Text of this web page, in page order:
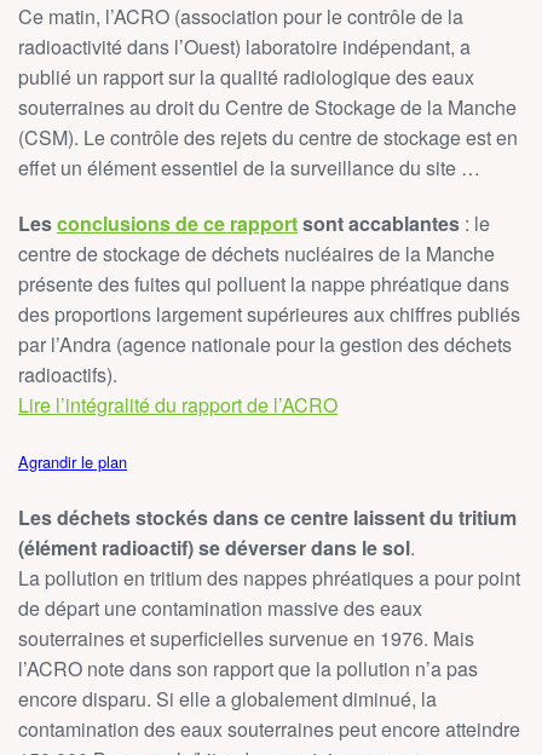
Ce matin, l’ACRO (association pour le contrôle de la
radioactivité dans l’Ouest) laboratoire indépendant, a
publié un rapport sur la qualité radiologique des eaux
souterraines au droit du Centre de Stockage de la Manche
(CSM). Le contrôle des rejets du centre de stockage est en
effet un élément essentiel de la surveillance du site …
Lesconclusions de ce rapportsont accablantes : le
centre de stockage de déchets nucléaires de la Manche
présente des fuites qui polluent la nappe phréatique dans
des proportions largement supérieures aux chiffres publiés
par l’Andra (agence nationale pour la gestion des déchets
radioactifs).
Lire l’intégralité du rapport de l’ACRO
Agrandir le plan
Les déchets stockés dans ce centre laissent du tritium
(élément radioactif) se déverser dans le sol.
La pollution en tritium des nappes phréatiques a pour point
de départ une contamination massive des eaux
souterraines et superficielles survenue en 1976. Mais
l’ACRO note dans son rapport que la pollution n’a pas
encore disparu. Si elle a globalement diminué, la
contamination des eaux souterraines peut encore atteindre